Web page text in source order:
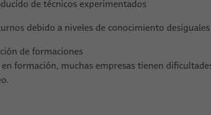
de técnicos experimentados
debido a niveles de conocimiento desiguales
de formaciones
formación, muchas empresas tienen